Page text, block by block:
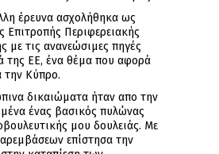
έρευνα ασχολήθηκα ως
Επιτροπής Περιφερειακής
με τις ανανεώσιμες πηγές
της ΕΕ, ένα θέμα που αφορά
την Κύπρο.
δικαιώματα ήταν απο την
ένας βασικός πυλώνας
μου δουλειάς. Με
επίστησα την